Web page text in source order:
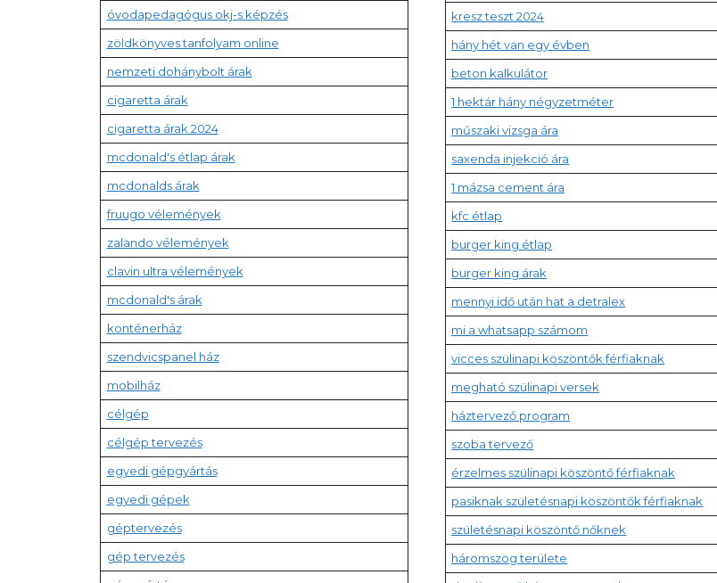
óvodapedagógus okj-s képzés
zöldkönyves tanfolyam online
nemzeti dohánybolt árak
cigaretta árak
cigaretta árak 2024
mcdonald's étlap árak
mcdonalds árak
fruugo vélemények
zalando vélemények
clavin ultra vélemények
mcdonald's árak
konténerház
szendvicspanel ház
mobilház
célgép
célgép tervezés
egyedi gépgyártás
egyedi gépek
géptervezés
gép tervezés
kresz teszt 2024
hány hét van egy évben
beton kalkulátor
1 hektár hány négyzetméter
műszaki vizsga ára
saxenda injekció ára
1 mázsa cement ára
kfc étlap
burger king étlap
burger king árak
mennyi idő után hat a detralex
mi a whatsapp számom
vicces szülinapi köszöntők férfiaknak
megható szülinapi versek
háztervező program
szoba tervező
érzelmes szülinapi köszöntő férfiaknak
pasiknak születésnapi köszöntők férfiaknak
születésnapi köszöntő nőknek
háromszög területe